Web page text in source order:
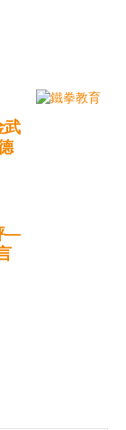
武
—